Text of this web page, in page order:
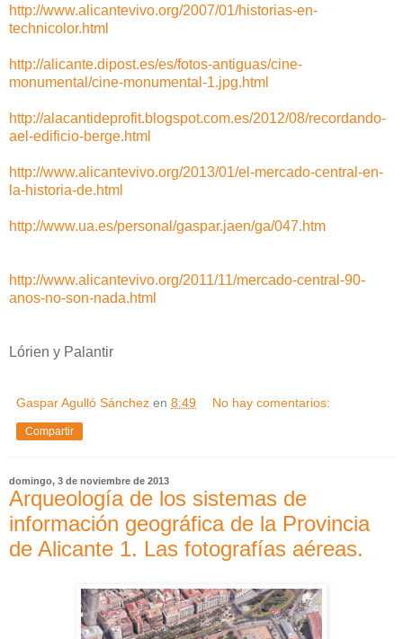
http://www.alicantevivo.org/2007/01/historias-en-
technicolor.html
http://alicante.dipost.es/es/fotos-antiguas/cine-
monumental/cine-monumental-1.jpg.html
http://alacantideprofit.blogspot.com.es/2012/08/recordando-
ael-edificio-berge.html
http://www.alicantevivo.org/2013/01/el-mercado-central-en-
la-historia-de.html
http://www.ua.es/personal/gaspar.jaen/ga/047.htm
http://www.alicantevivo.org/2011/11/mercado-central-90-
anos-no-son-nada.html
Lórien y Palantir
Gaspar Agulló Sánchez en 8:49 No hay comentarios:
Compartir
domingo, 3 de noviembre de 2013
Arqueología de los sistemas de
información geográfica de la Provincia
de Alicante 1. Las fotografías aéreas.